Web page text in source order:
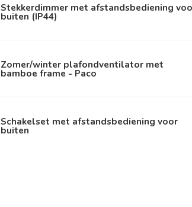
Stekkerdimmer met afstandsbediening
buiten (IP44)
Zomer/winter plafondventilator met
bamboe frame - Paco
Schakelset met afstandsbediening voor
buiten